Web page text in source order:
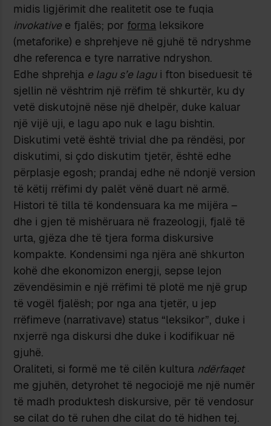
midis ligjërimit dhe realitetit ose te fuqia
invokative e fjalës; por forma leksikore
(metaforike) e shprehjeve në gjuhë të ndryshme
dhe referenca e tyre narrative ndryshon.
Edhe shprehja e lagu s’e lagui fton biseduesit të
sjellin në vështrim një rrëfim të shkurtër, ku dy
vetë diskutojnë nëse një dhelpër, duke kaluar
një vijë uji, e lagu apo nuk e lagu bishtin.
Diskutimi vetë është trivial dhe pa rëndësi, por
diskutimi, si çdo diskutim tjetër, është edhe
përplasje egosh; prandaj edhe në ndonjë version
të këtij rrëfimi dy palët vënë duart në armë.
Histori të tilla të kondensuara ka me mijëra –
dhe i gjen të mishëruara në frazeologji, fjalë të
urta, gjëza dhe të tjera forma diskursive
kompakte. Kondensimi nga njëra anë shkurton
kohë dhe ekonomizon energji, sepse lejon
zëvendësimin e një rrëfimi të plotë me një grup
të vogël fjalësh; por nga ana tjetër, u jep
rrëfimeve (narrativave) status “leksikor”, duke i
nxjerrë nga diskursi dhe duke i kodifikuar në
gjuhë.
Oraliteti, si formë me të cilën kultura ndërfaqet
me gjuhën, detyrohet të negociojë me një numër
të madh produktesh diskursive, për të vendosur
se cilat do të ruhen dhe cilat do të hidhen tej.